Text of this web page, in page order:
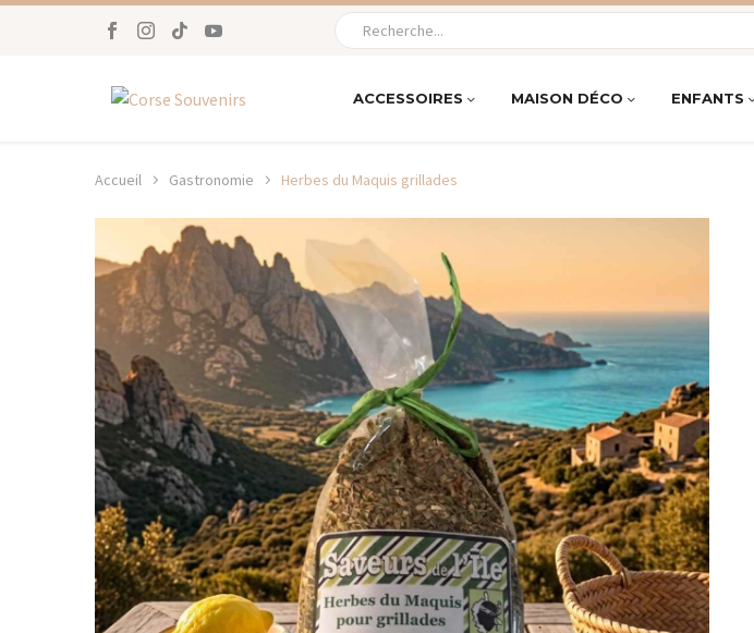
ACCESSOIRES MAISON DÉCO ENFANTS
Accueil Gastronomie Herbes du Maquis grillades